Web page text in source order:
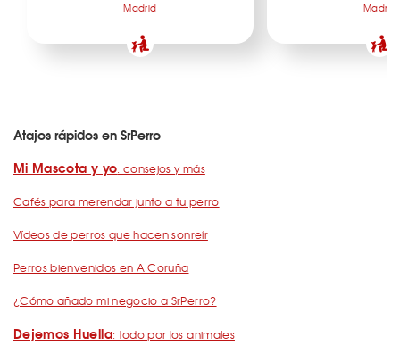
Madrid Madrid
Atajos rápidos en SrPerro
Mi Mascota y yo: consejos y más
Cafés para merendar junto a tu perro
Vídeos de perros que hacen sonreír
Perros bienvenidos en A Coruña
¿Cómo añado mi negocio a SrPerro?
Dejemos Huella: todo por los animales